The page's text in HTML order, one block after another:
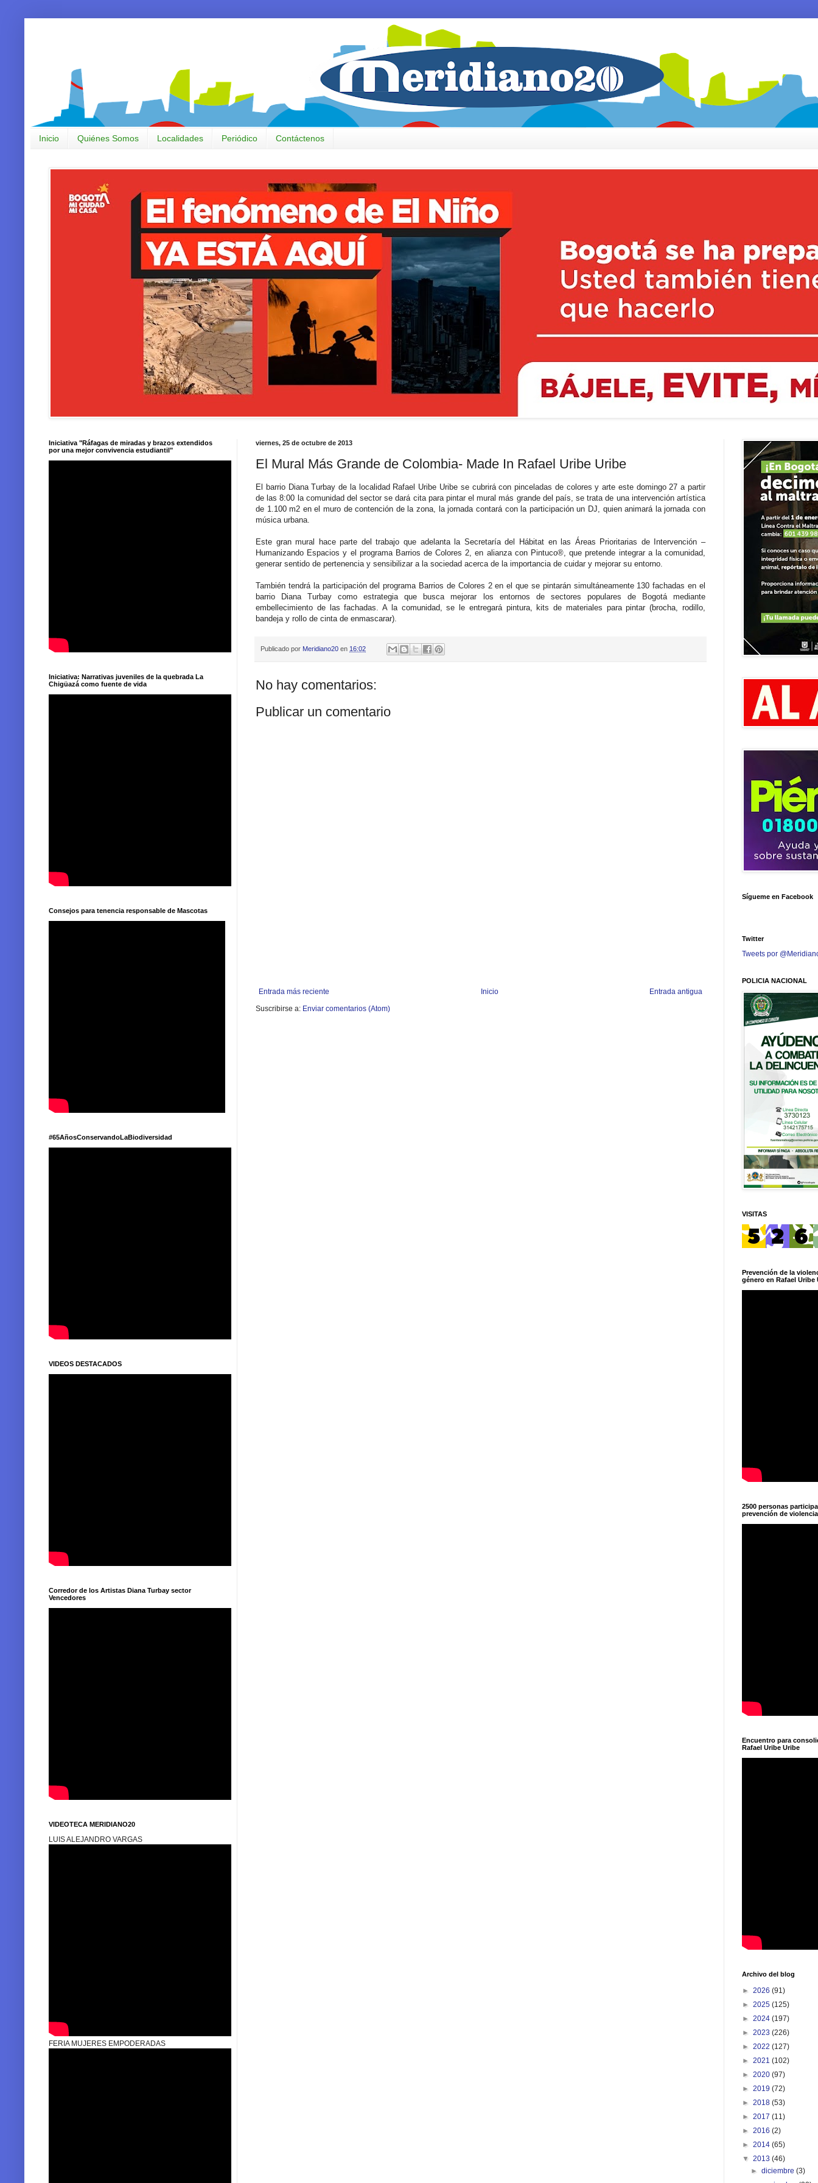
Inicio Quiénes Somos Localidades Periódico Contáctenos
viernes, 25 de octubre de 2013
El Mural Más Grande de Colombia- Made In Rafael Uribe Uribe
El barrio Diana Turbay de la localidad Rafael Uribe Uribe se cubrirá con pinceladas de colores y arte este domingo 27 a partir
de las 8:00 la comunidad del sector se dará cita para pintar el mural más grande del país, se trata de una intervención artística
de 1.100 m2 en el muro de contención de la zona, la jornada contará con la participación un DJ, quien animará la jornada con
música urbana.
Este gran mural hace parte del trabajo que adelanta la Secretaría del Hábitat en las Áreas Prioritarias de Intervención –
Humanizando Espacios y el programa Barrios de Colores 2, en alianza con Pintuco®, que pretende integrar a la comunidad,
generar sentido de pertenencia y sensibilizar a la sociedad acerca de la importancia de cuidar y mejorar su entorno.
También tendrá la participación del programa Barrios de Colores 2 en el que se pintarán simultáneamente 130 fachadas en el
barrio Diana Turbay como estrategia que busca mejorar los entornos de sectores populares de Bogotá mediante
embellecimiento de las fachadas. A la comunidad, se le entregará pintura, kits de materiales para pintar (brocha, rodillo,
bandeja y rollo de cinta de enmascarar).
Publicado por Meridiano20 en 16:02
No hay comentarios:
Publicar un comentario
Entrada más reciente Entrada antigua
Inicio
Suscribirse a: Enviar comentarios (Atom)
Iniciativa "Ráfagas de miradas y brazos extendidos
por una mejor convivencia estudiantil"
Iniciativa: Narrativas juveniles de la quebrada La
Chigüazá como fuente de vida
Consejos para tenencia responsable de Mascotas
#65AñosConservandoLaBiodiversidad
VIDEOS DESTACADOS
Corredor de los Artistas Diana Turbay sector
Vencedores
VIDEOTECA MERIDIANO20
LUIS ALEJANDRO VARGAS
FERIA MUJERES EMPODERADAS
Sígueme en Facebook
Twitter
Tweets por
POLICIA NACIONAL
VISITAS
Prevención de la
género en Rafael Uribe
2500 personas
prevención de
Encuentro para
Rafael Uribe Uribe
Archivo del blog
► 2026 (91)
► 2025 (125)
► 2024 (197)
► 2023 (226)
► 2022 (127)
► 2021 (102)
► 2020 (97)
► 2019 (72)
► 2018 (53)
► 2017 (11)
► 2016 (2)
► 2014 (65)
▼ 2013 (46)
►diciembre(3)